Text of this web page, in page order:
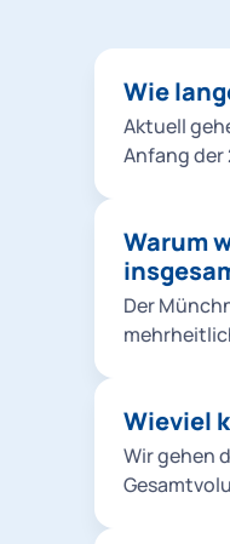
Wie
Aktuell
Anfang der
Warum
Der
konkreten
werden.
Baustein
Wieviel
Wir gehen